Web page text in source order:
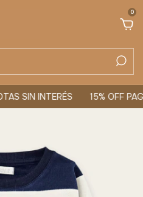
0
SIN INTERÉS 15% OFF